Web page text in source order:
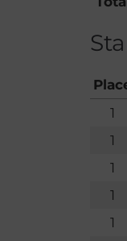
1
1
1
1
1